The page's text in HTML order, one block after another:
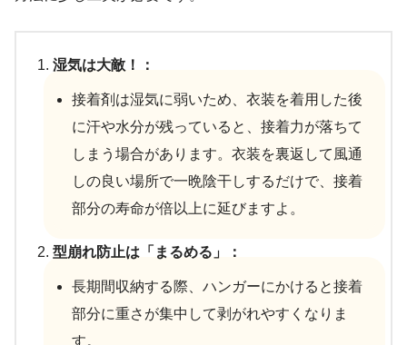
湿気は大敵！：
接着剤は湿気に弱いため、衣装を着用した後
に汗や水分が残っていると、接着力が落ちて
しまう場合があります。衣装を裏返して風通
しの良い場所で一晩陰干しするだけで、接着
部分の寿命が倍以上に延びますよ。
型崩れ防止は「まるめる」：
長期間収納する際、ハンガーにかけると接着
部分に重さが集中して剥がれやすくなりま
す。